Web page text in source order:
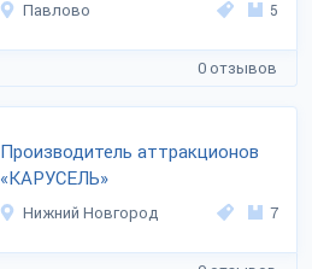
Павлово 5
0 отзывов
Производитель аттракционов
«КАРУСЕЛЬ»
Нижний Новгород 7